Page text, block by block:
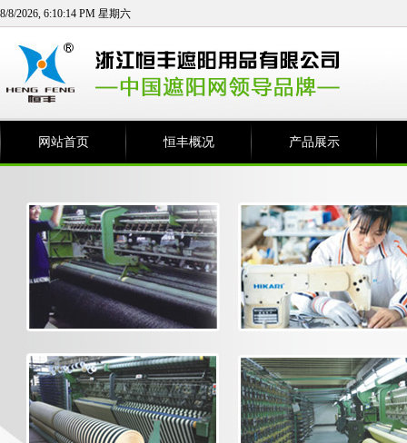
8/8/2026, 6:10:15 PM 星期六
网站首页 恒丰概况 产品展示